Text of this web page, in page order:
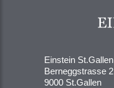
Einstein St.Gallen
Berneggstrasse 2
9000 St.Gallen